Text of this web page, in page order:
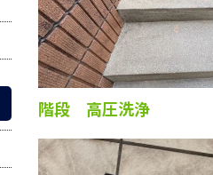
階段 高圧洗浄